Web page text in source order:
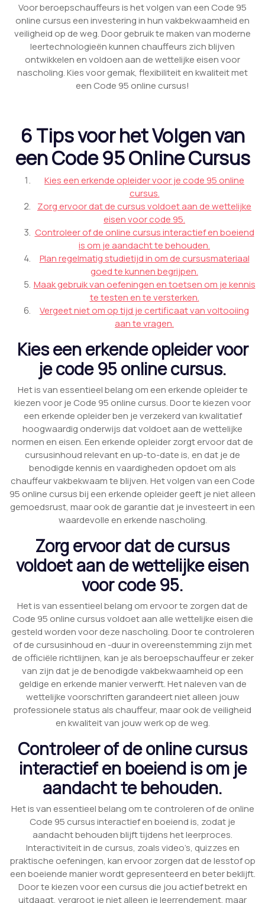
Voor beroepschauffeurs is het volgen van een Code 95
online cursus een investering in hun vakbekwaamheid en
veiligheid op de weg. Door gebruik te maken van moderne
leertechnologieën kunnen chauffeurs zich blijven
ontwikkelen en voldoen aan de wettelijke eisen voor
nascholing. Kies voor gemak, flexibiliteit en kwaliteit met
een Code 95 online cursus!
6 Tips voor het Volgen van
een Code 95 Online Cursus
Kies een erkende opleider voor je code 95 online
cursus.
Zorg ervoor dat de cursus voldoet aan de wettelijke
eisen voor code 95.
Controleer of de online cursus interactief en boeiend
is om je aandacht te behouden.
Plan regelmatig studietijd in om de cursusmateriaal
goed te kunnen begrijpen.
Maak gebruik van oefeningen en toetsen om je kennis
te testen en te versterken.
Vergeet niet om op tijd je certificaat van voltooiing
aan te vragen.
Kies een erkende opleider voor
je code 95 online cursus.
Het is van essentieel belang om een erkende opleider te
kiezen voor je Code 95 online cursus. Door te kiezen voor
een erkende opleider ben je verzekerd van kwalitatief
hoogwaardig onderwijs dat voldoet aan de wettelijke
normen en eisen. Een erkende opleider zorgt ervoor dat de
cursusinhoud relevant en up-to-date is, en dat je de
benodigde kennis en vaardigheden opdoet om als
chauffeur vakbekwaam te blijven. Het volgen van een Code
95 online cursus bij een erkende opleider geeft je niet alleen
gemoedsrust, maar ook de garantie dat je investeert in een
waardevolle en erkende nascholing.
Zorg ervoor dat de cursus
voldoet aan de wettelijke eisen
voor code 95.
Het is van essentieel belang om ervoor te zorgen dat de
Code 95 online cursus voldoet aan alle wettelijke eisen die
gesteld worden voor deze nascholing. Door te controleren
of de cursusinhoud en -duur in overeenstemming zijn met
de officiële richtlijnen, kan je als beroepschauffeur er zeker
van zijn dat je de benodigde vakbekwaamheid op een
geldige en erkende manier verwerft. Het naleven van de
wettelijke voorschriften garandeert niet alleen jouw
professionele status als chauffeur, maar ook de veiligheid
en kwaliteit van jouw werk op de weg.
Controleer of de online cursus
interactief en boeiend is om je
aandacht te behouden.
Het is van essentieel belang om te controleren of de online
Code 95 cursus interactief en boeiend is, zodat je
aandacht behouden blijft tijdens het leerproces.
Interactiviteit in de cursus, zoals video’s, quizzes en
praktische oefeningen, kan ervoor zorgen dat de lesstof op
een boeiende manier wordt gepresenteerd en beter beklijft.
Door te kiezen voor een cursus die jou actief betrekt en
uitdaagt, vergroot je niet alleen je leerrendement, maar